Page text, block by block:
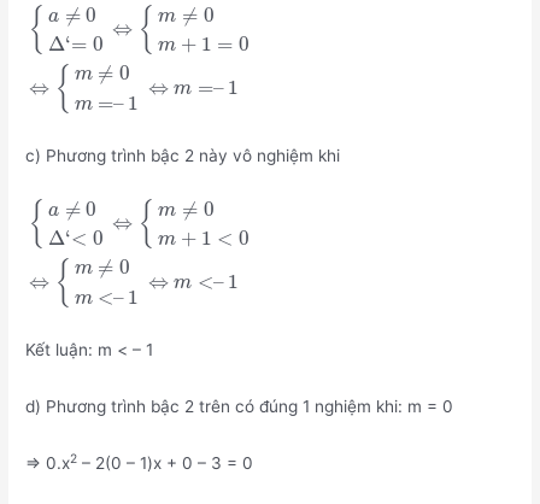
{ a ≠ 0
Δ‘= 0
⇔ { m ≠ 0
m + 1 = 0
⇔ { m ≠ 0
m =–1
⇔ m =–1
c) Phương trình bậc 2 này vô nghiệm khi
{ a ≠ 0
Δ‘< 0
⇔ { m ≠ 0
m + 1 < 0
⇔ { m ≠ 0
m <–1
⇔ m <–1
Kết luận: m < – 1
d) Phương trình bậc 2 trên có đúng 1 nghiệm khi: m = 0
=> 0.x2 – 2(0 – 1)x + 0 – 3 = 0